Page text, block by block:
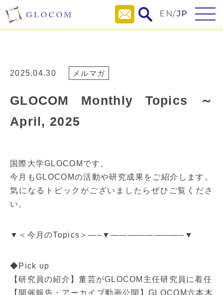
EN/JP
2025.04.30 メルマガ
GLOCOM Monthly Topics ～
April, 2025
国際大学GLOCOMです。
今月もGLOCOMの活動や研究成果をご紹介します。
気になるトピックがございましたらぜひご覧くださ
い。
▼＜今月のTopics＞—–▼————————–▼
◆Pick up
【研究員の紹介】董芸がGLOCOM主任研究員に着任
【開催報告・アーカイブ動画公開】GLOCOM六本木